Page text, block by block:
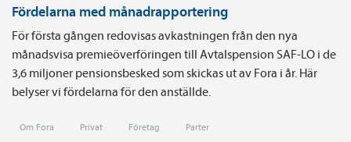
Fördelarna med månadrapportering
För första gången redovisas avkastningen från den nya
månadsvisa premieöverföringen till Avtalspension SAF-LO i de
3,6 miljoner pensionsbesked som skickas ut av Fora i år. Här
belyser vi fördelarna för den anställde.
Om Fora Privat Företag Parter